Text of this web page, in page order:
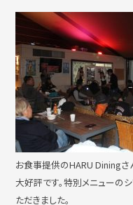
お食事提供のHARU Diningさん
大好評です。特別メニューの
ただきました。